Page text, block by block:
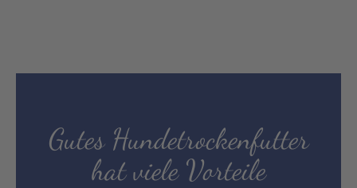
Gutes Hundetrockenfutter
hat viele Vorteile